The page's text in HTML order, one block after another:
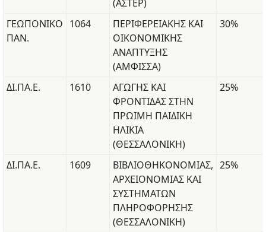
(ΑΣΤΕΡ)
ΓΕΩΠΟΝΙΚΟ
ΠΑΝ.
1064
ΠΕΡΙΦΕΡΕΙΑΚΗΣ ΚΑΙ
ΟΙΚΟΝΟΜΙΚΗΣ
ΑΝΑΠΤΥΞΗΣ
(ΑΜΦΙΣΣΑ)
30%
ΔΙ.ΠΑ.Ε. 1610
ΑΓΩΓΗΣ ΚΑΙ
ΦΡΟΝΤΙΔΑΣ ΣΤΗΝ
ΠΡΩΙΜΗ ΠΑΙΔΙΚΗ
ΗΛΙΚΙΑ
(ΘΕΣΣΑΛΟΝΙΚΗ)
25%
ΔΙ.ΠΑ.Ε. 1609
ΒΙΒΛΙΟΘΗΚΟΝΟΜΙΑΣ,
ΑΡΧΕΙΟΝΟΜΙΑΣ ΚΑΙ
ΣΥΣΤΗΜΑΤΩΝ
ΠΛΗΡΟΦΟΡΗΣΗΣ
(ΘΕΣΣΑΛΟΝΙΚΗ)
25%